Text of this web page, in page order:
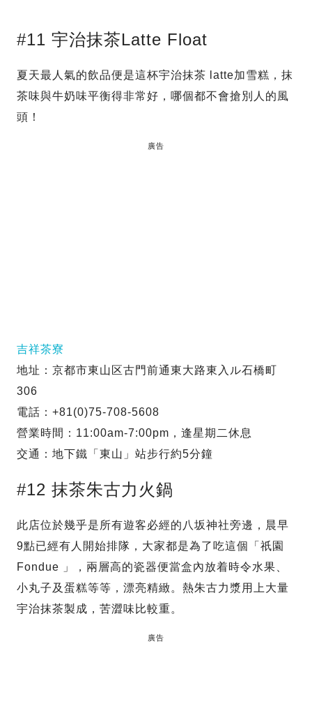
#11 宇治抹茶Latte Float
夏天最人氣的飲品便是這杯宇治抹茶 latte加雪糕，抹
茶味與牛奶味平衡得非常好，哪個都不會搶別人的風
頭！
廣告
吉祥茶寮
地址：京都市東山区古門前通東大路東入ル石橋町
306
電話：+81(0)75-708-5608
營業時間：11:00am-7:00pm，逢星期二休息
交通：地下鐵「東山」站步行約5分鐘
#12 抹茶朱古力火鍋
此店位於幾乎是所有遊客必經的八坂神社旁邊，晨早
9點已經有人開始排隊，大家都是為了吃這個「祇園
Fondue 」，兩層高的瓷器便當盒內放着時令水果、
小丸子及蛋糕等等，漂亮精緻。熱朱古力漿用上大量
宇治抹茶製成，苦澀味比較重。
廣告